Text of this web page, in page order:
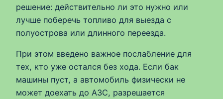
решение: действительно ли это нужно или
лучше поберечь топливо для выезда с
полуострова или длинного переезда.
При этом введено важное послабление для
тех, кто уже остался без хода. Если бак
машины пуст, а автомобиль физически не
может доехать до АЗС, разрешается